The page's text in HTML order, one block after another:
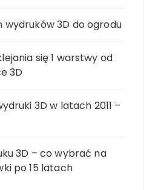
3D do ogrodu
się 1 warstwy od
3D
3D w latach 2011 –
3D – co wybrać na
po 15 latach